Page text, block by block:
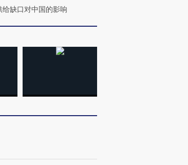
给缺口对中国的影响